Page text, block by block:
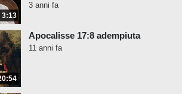
loro "giorni santi " pagani.
Francesco:] Penso
con affetto a quegli
musulmani che questa
iniziano il digiuno del
che confido porterà
3:13
3 anni fa
Apocalisse 17:8 adempiuta
11 anni fa